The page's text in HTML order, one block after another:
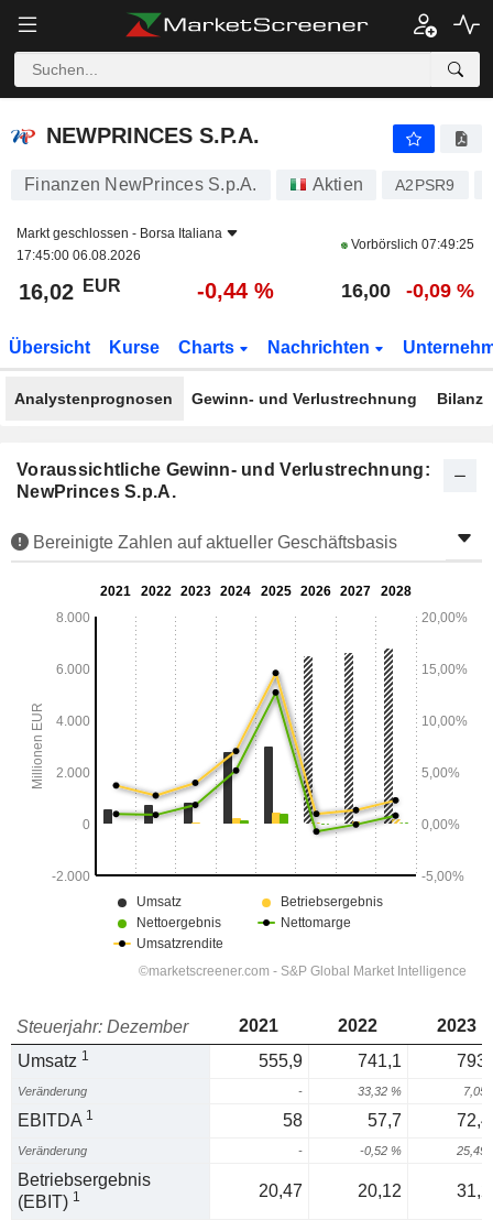
NEWPRINCES S.P.A.
NEWPRINCES S.P.A.
Finanzen NewPrinces S.p.A. Aktien A2PSR9
Markt geschlossen - Borsa Italiana
17:45:00 06.08.2026
Vorbörslich 07:49:25
16,02 EUR -0,44 % 16,00 -0,09 %
Übersicht Kurse Charts Nachrichten
Analystenprognosen Gewinn- und Verlustrechnung Bilanz
Voraussichtliche Gewinn- und Verlustrechnung:
NewPrinces S.p.A.
Bereinigte Zahlen auf aktueller Geschäftsbasis
Steuerjahr: Dezember 2021 2022
2023
Umsatz 1 555,9 741,1
Veränderung - 33,32 % 7,05
EBITDA 1 58 57,7
Veränderung - -0,52 % 25,49
Betriebsergebnis
(EBIT) 1 20,47 20,12